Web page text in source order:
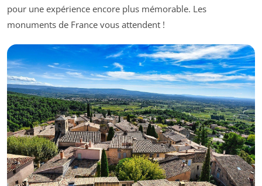
pour une expérience encore plus mémorable. Les
monuments de France vous attendent !